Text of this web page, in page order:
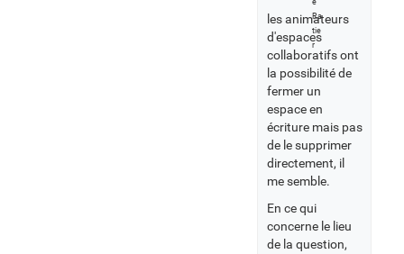
les animateurs
d'espaces
collaboratifs ont
la possibilité de
fermer un
espace en
écriture mais pas
de le supprimer
directement, il
me semble.
En ce qui
concerne le lieu
de la question,